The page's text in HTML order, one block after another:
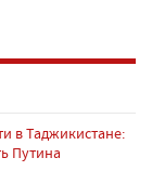
в Таджикистане:
Путина